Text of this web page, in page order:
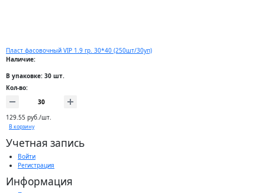
Пласт фасовочный VIP 1.9 гр. 30*40 (250шт/30уп)
Наличие:
В упаковке: 30 шт.
Кол-во:
129.55 руб./шт.
В корзину
Учетная запись
Войти
Регистрация
Информация